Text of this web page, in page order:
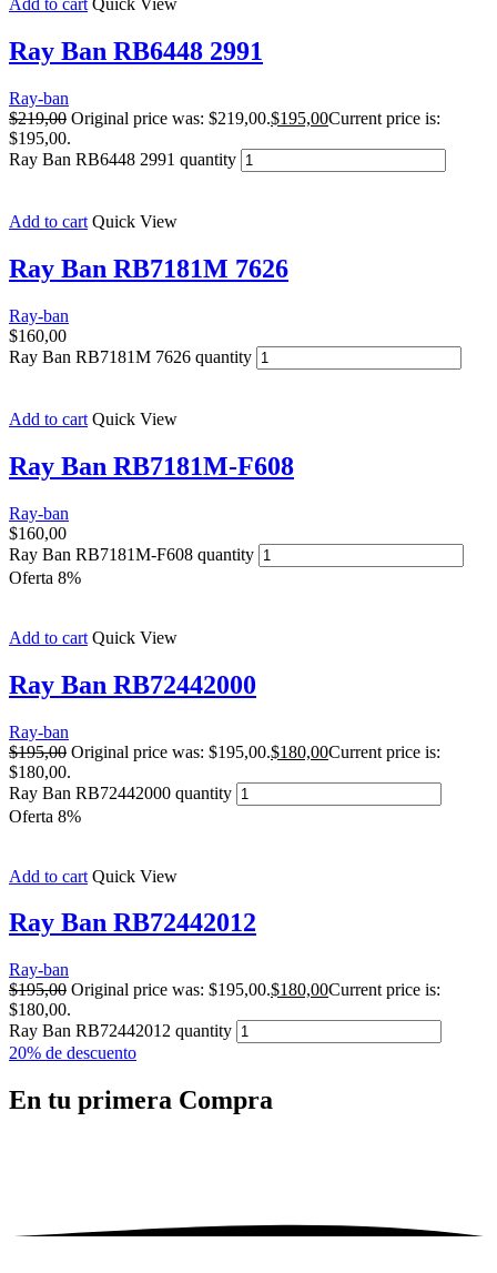
Add to cart Quick View
Ray Ban RB6448 2991
Ray-ban
$219,00 Original price was: $219,00.$195,00Current price is:
$195,00.
Ray Ban RB6448 2991 quantity
Add to cart Quick View
Ray Ban RB7181M 7626
Ray-ban
$160,00
Ray Ban RB7181M 7626 quantity
Add to cart Quick View
Ray Ban RB7181M-F608
Ray-ban
$160,00
Ray Ban RB7181M-F608 quantity
Oferta 8%
Add to cart Quick View
Ray Ban RB72442000
Ray-ban
$195,00 Original price was: $195,00.$180,00Current price is:
$180,00.
Ray Ban RB72442000 quantity
Oferta 8%
Add to cart Quick View
Ray Ban RB72442012
Ray-ban
$195,00 Original price was: $195,00.$180,00Current price is:
$180,00.
Ray Ban RB72442012 quantity
20% de descuento
En tu primera Compra